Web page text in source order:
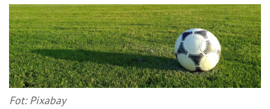
'3')Zur
Suche
springen
(Accesskey
'2')
Fot: Pixabay